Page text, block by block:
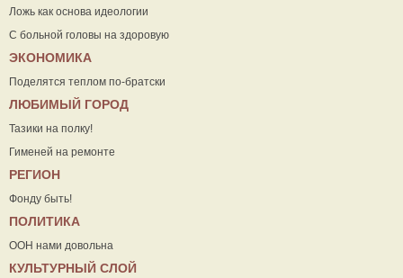
Ложь как основа идеологии
С больной головы на здоровую
ЭКОНОМИКА
Поделятся теплом по-братски
ЛЮБИМЫЙ ГОРОД
Тазики на полку!
Гименей на ремонте
РЕГИОН
Фонду быть!
ПОЛИТИКА
ООН нами довольна
КУЛЬТУРНЫЙ СЛОЙ